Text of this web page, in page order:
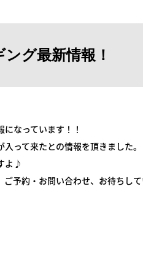
ング最新情報！
なっています！！
って来たとの情報を頂きました。
よ♪
予約・お問い合わせ、お待ちして